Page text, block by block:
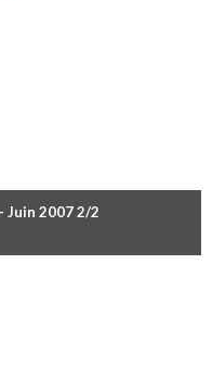
Juin 2007 2/2